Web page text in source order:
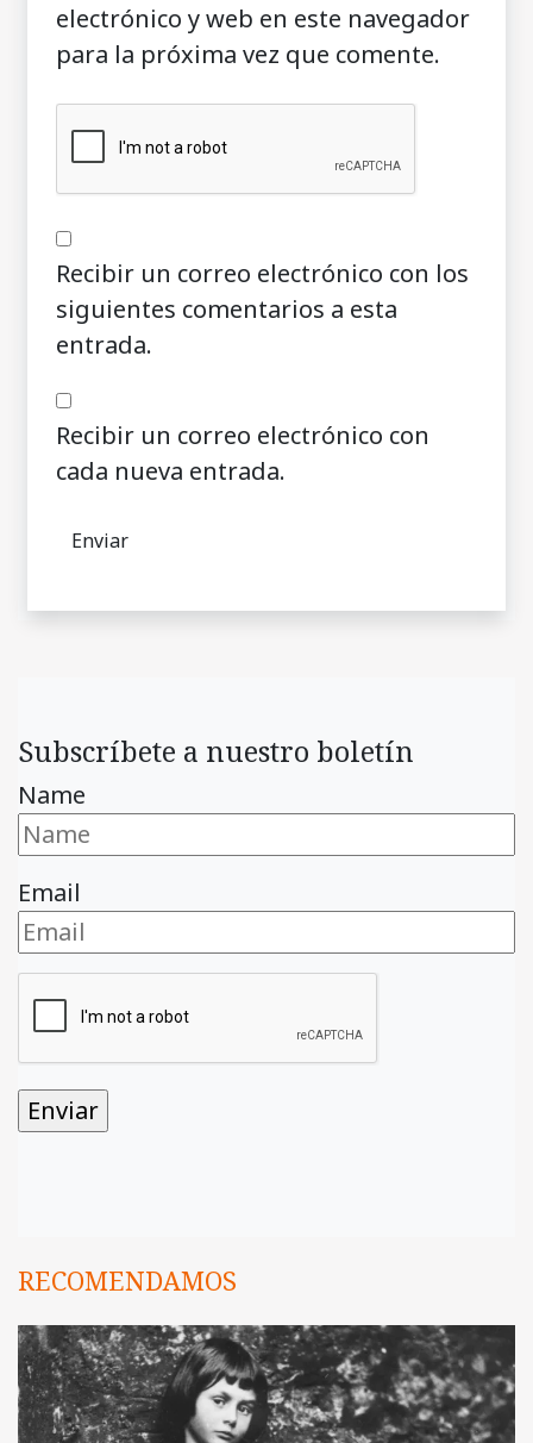
electrónico y web en este navegador
para la próxima vez que comente.
Recibir un correo electrónico con los
siguientes comentarios a esta
entrada.
Recibir un correo electrónico con
cada nueva entrada.
Subscríbete a nuestro boletín
Name
Email
RECOMENDAMOS